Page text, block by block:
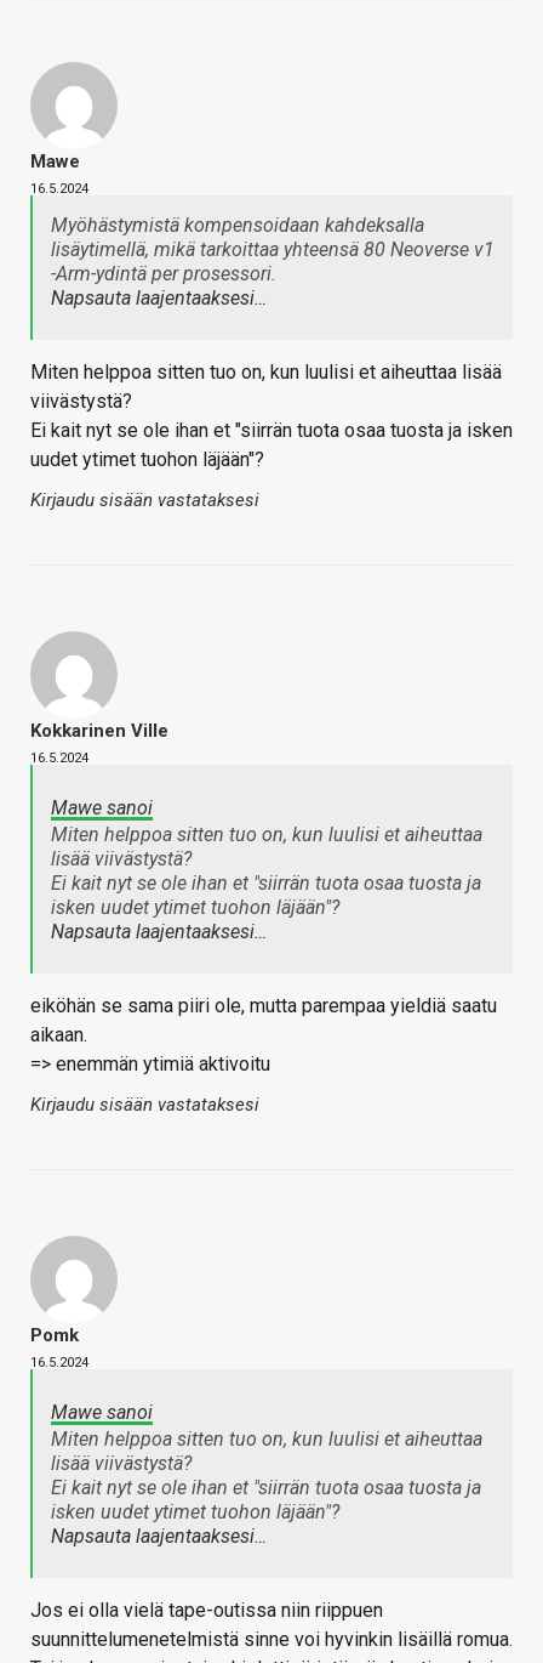
Mawe
16.5.2024
Myöhästymistä kompensoidaan kahdeksalla
lisäytimellä, mikä tarkoittaa yhteensä 80 Neoverse v1
-Arm-ydintä per prosessori.
Napsauta laajentaaksesi…
Miten helppoa sitten tuo on, kun luulisi et aiheuttaa lisää
viivästystä?
Ei kait nyt se ole ihan et "siirrän tuota osaa tuosta ja isken
uudet ytimet tuohon läjään"?
Kirjaudu sisään vastataksesi
Kokkarinen Ville
16.5.2024
Mawe sanoi
Miten helppoa sitten tuo on, kun luulisi et aiheuttaa
lisää viivästystä?
Ei kait nyt se ole ihan et "siirrän tuota osaa tuosta ja
isken uudet ytimet tuohon läjään"?
Napsauta laajentaaksesi…
eiköhän se sama piiri ole, mutta parempaa yieldiä saatu
aikaan.
=> enemmän ytimiä aktivoitu
Kirjaudu sisään vastataksesi
Pomk
16.5.2024
Mawe sanoi
Miten helppoa sitten tuo on, kun luulisi et aiheuttaa
lisää viivästystä?
Ei kait nyt se ole ihan et "siirrän tuota osaa tuosta ja
isken uudet ytimet tuohon läjään"?
Napsauta laajentaaksesi…
Jos ei olla vielä tape-outissa niin riippuen
suunnittelumenetelmistä sinne voi hyvinkin lisäillä romua.